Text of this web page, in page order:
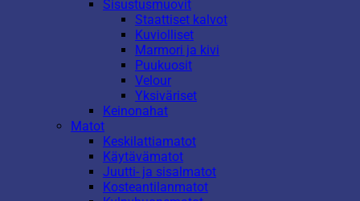
Sisustusmuovit
Staattiset kalvot
Kuviolliset
Marmori ja kivi
Puukuosit
Velour
Yksiväriset
Keinonahat
Matot
Keskilattiamatot
Käytävämatot
Juutti- ja sisalmatot
Kosteantilanmatot